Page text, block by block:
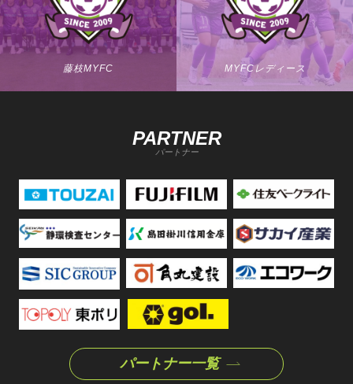
藤枝MYFC MYFCレディース
PARTNER
パートナー
パートナー一覧